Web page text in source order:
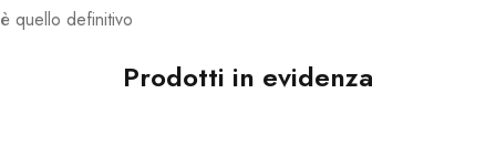
è quello definitivo
Prodotti in evidenza